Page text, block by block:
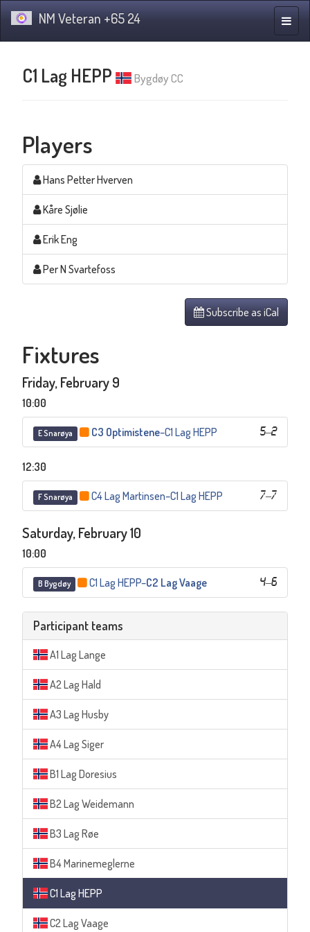
Toggle
NM Veteran +65 24
C1 Lag HEPP Bygdøy CC
Players
Hans Petter Hverven
Kåre Sjølie
Erik Eng
Per N Svartefoss
Subscribe as iCal
Fixtures
Friday, February 9
10:00
E Snarøya 5–2
C3 Optimistene–C1 Lag HEPP
12:30
F Snarøya 7–7
C4 Lag Martinsen–C1 Lag HEPP
Saturday, February 10
10:00
B Bygdøy 4–6
C1 Lag HEPP–C2 Lag Vaage
Participant teams
A1 Lag Lange
A2 Lag Hald
A3 Lag Husby
A4 Lag Siger
B1 Lag Doresius
B2 Lag Weidemann
B3 Lag Røe
B4 Marinemeglerne
C1 Lag HEPP
C2 Lag Vaage